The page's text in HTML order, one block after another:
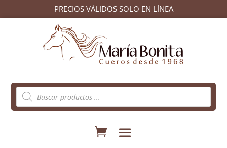
PRECIOS VÁLIDOS SOLO EN LÍNEA
Búsqueda
de
productos